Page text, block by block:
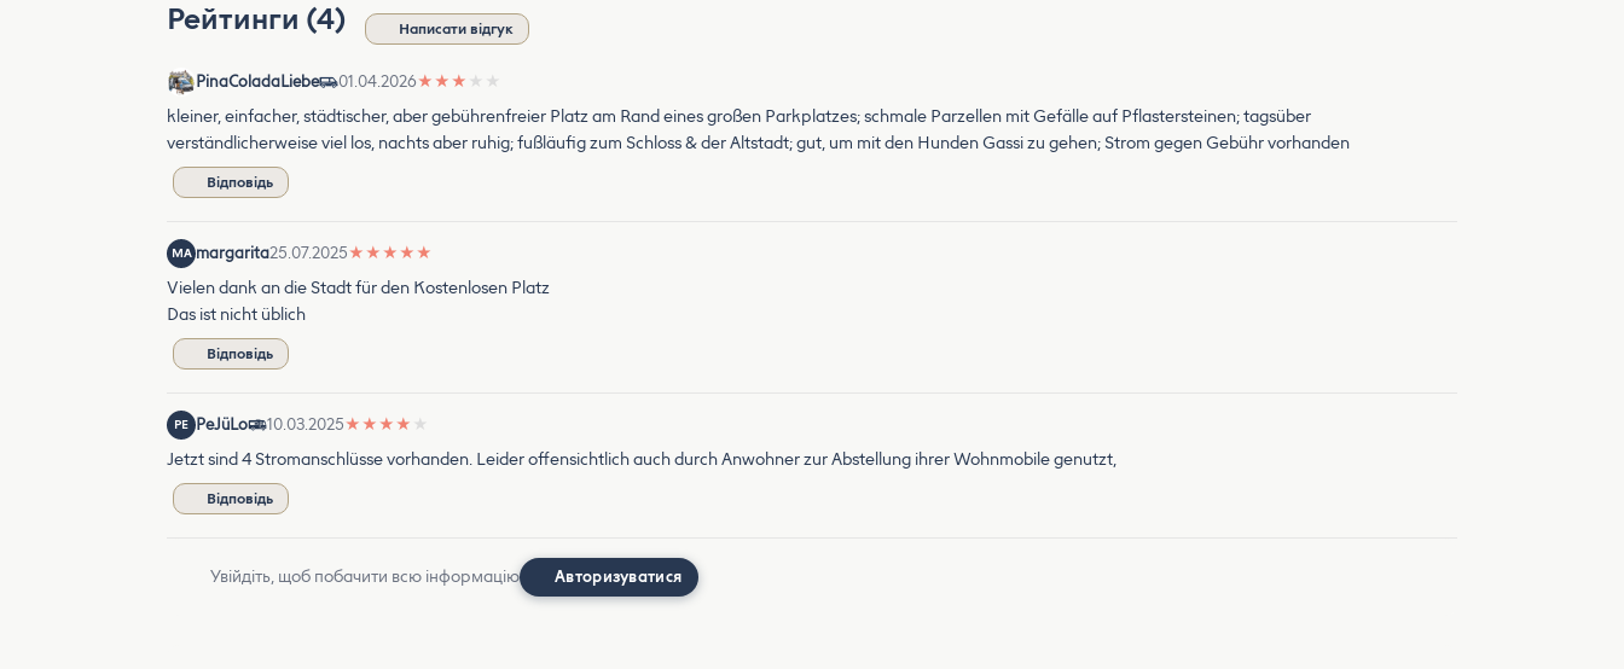
Рейтинги (4) Написати відгук
PinaColadaLiebe 01.04.2026★ ★ ★ ★ ★
kleiner, einfacher, städtischer, aber gebührenfreier Platz am Rand eines großen Parkplatzes; schmale Parzellen mit Gefälle auf Pflastersteinen; tagsüber
verständlicherweise viel los, nachts aber ruhig; fußläufig zum Schloss & der Altstadt; gut, um mit den Hunden Gassi zu gehen; Strom gegen Gebühr vorhanden
Відповідь
MA margarita25.07.2025★ ★ ★ ★ ★
Vielen dank an die Stadt für den Kostenlosen Platz
Das ist nicht üblich
Відповідь
PE PeJüLo 10.03.2025★ ★ ★ ★ ★
Jetzt sind 4 Stromanschlüsse vorhanden. Leider offensichtlich auch durch Anwohner zur Abstellung ihrer Wohnmobile genutzt,
Відповідь
Увійдіть, щоб побачити всю інформацію Авторизуватися